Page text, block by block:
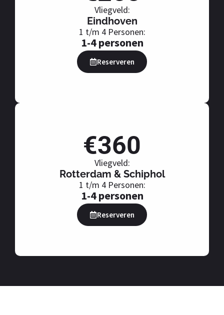
Vliegveld:
Eindhoven
1 t/m 4 Personen:
1-4 personen
Reserveren
€360
Vliegveld:
Rotterdam & Schiphol
1 t/m 4 Personen:
1-4 personen
Reserveren